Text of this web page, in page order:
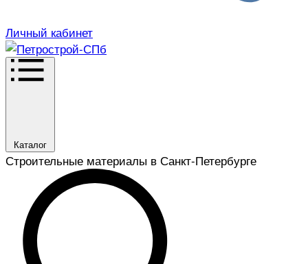
Личный кабинет
Каталог
Строительные материалы в Санкт-Петербурге